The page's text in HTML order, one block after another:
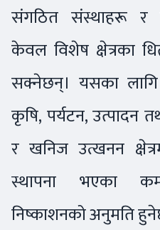
संगठित संस्थाहरू र
केवल विशेष क्षेत्रका
सक्नेछन्। यसका लागि
कृषि, पर्यटन, उत्पादन
र खनिज उत्खनन
स्थापना भएका
निष्काशनको अनुमति